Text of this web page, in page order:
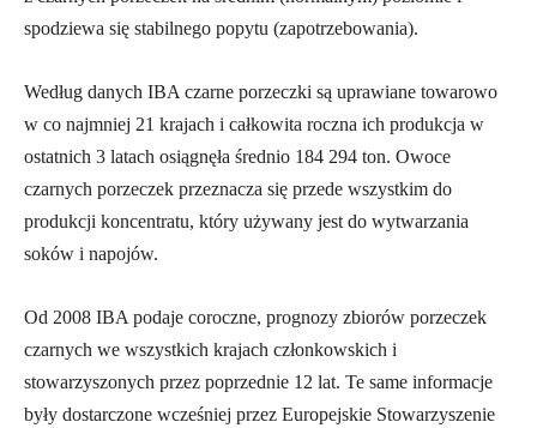
spodziewa się stabilnego popytu (zapotrzebowania).
Według danych IBA czarne porzeczki są uprawiane towarowo
w co najmniej 21 krajach i całkowita roczna ich produkcja w
ostatnich 3 latach osiągnęła średnio 184 294 ton. Owoce
czarnych porzeczek przeznacza się przede wszystkim do
produkcji koncentratu, który używany jest do wytwarzania
soków i napojów.
Od 2008 IBA podaje coroczne, prognozy zbiorów porzeczek
czarnych we wszystkich krajach członkowskich i
stowarzyszonych przez poprzednie 12 lat. Te same informacje
były dostarczone wcześniej przez Europejskie Stowarzyszenie